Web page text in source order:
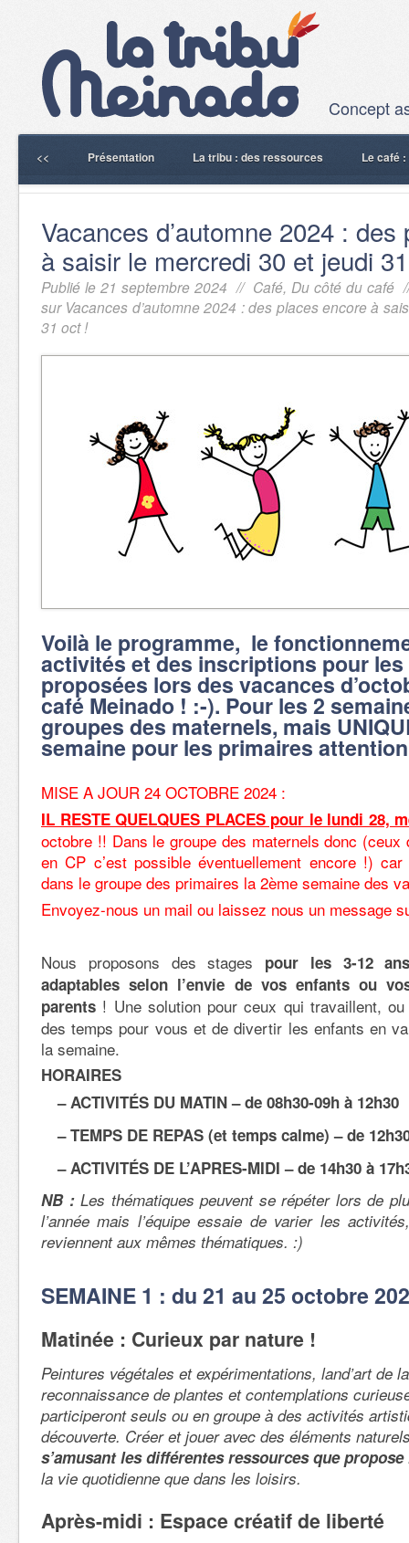
Concept
<< Présentation La tribu : des ressources Le café
Vacances d’automne 2024 :
à saisir le mercredi 30 et jeudi
Publié le 21 septembre 2024 // Café, Du côté du café
sur Vacances d’automne 2024 : des places encore à
31 oct !
Voilà le programme, le
activités et des inscriptions pour
proposées lors des vacances
café Meinado ! :-). Pour les 2
groupes des maternels, mais
semaine pour les primaires
MISE A JOUR 24 OCTOBRE 2024 :
IL RESTE QUELQUES PLACES pour le lundi 28,
octobre !! Dans le groupe des maternels donc (ceux
en CP c’est possible éventuellement encore !)
dans le groupe des primaires la 2ème semaine des
Envoyez-nous un mail ou laissez nous un message
Nous proposons des stages pour les 3-12
adaptables selon l’envie de vos enfants ou
parents ! Une solution pour ceux qui travaillent, ou
des temps pour vous et de divertir les enfants en
la semaine.
HORAIRES
– ACTIVITÉS DU MATIN – de 08h30-09h à 12h30
– TEMPS DE REPAS (et temps calme) – de
– ACTIVITÉS DE L’APRES-MIDI – de 14h30 à
NB : Les thématiques peuvent se répéter lors de
l’année mais l’équipe essaie de varier les
reviennent aux mêmes thématiques. :)
SEMAINE 1 : du 21 au 25 octobre
Matinée : Curieux par nature !
Peintures végétales et expérimentations, land’art de
reconnaissance de plantes et contemplations
participeront seuls ou en groupe à des activités
découverte. Créer et jouer avec des éléments
s’amusant les différentes ressources que
la vie quotidienne que dans les loisirs.
Après-midi : Espace créatif de liberté